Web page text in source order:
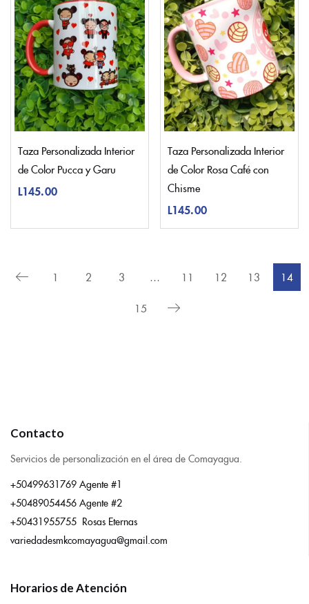
Taza Personalizada Interior
de Color Pucca y Garu
L145.00
Taza Personalizada Interior
de Color Rosa Café con
Chisme
L145.00
1 2 3 … 11 12 13 14
15
Contacto
Servicios de personalización en el área de Comayagua.
+50499631769 Agente #1
+50489054456 Agente #2
+50431955755 Rosas Eternas
variedadesmkcomayagua@gmail.com
Horarios de Atención